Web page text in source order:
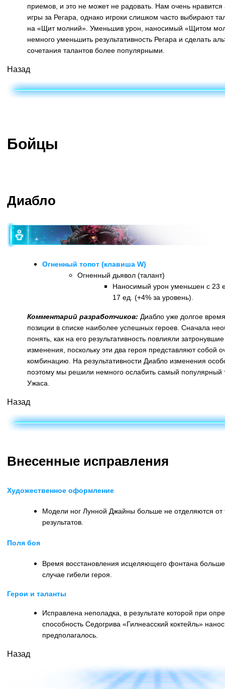
приемов, и это не может не радовать. Нам очень нравится
игры за Регара, однако игроки слишком часто выбирают
на «Щит молний». Уменьшив урон, наносимый «Щитом
немного уменьшить результативность Регара и сделать
сочетания талантов более популярными.
Назад
Бойцы
Диабло
Огненный топот (клавиша W)
Огненный дьявол (талант)
Наносимый урон уменьшен с 23
17 ед. (+4% за уровень).
Комментарий разработчиков: Диабло уже долгое
позиции в списке наиболее успешных героев. Сначала
понять, как на его результативность повлияли
изменения, поскольку эти два героя представляют собой
комбинацию. На результативности Диабло изменения
поэтому мы решили немного ослабить самый популярный
Ужаса.
Назад
Внесенные исправления
Художественное оформление
Модели ног Лунной Джайны больше не отделяются от
результатов.
Поля боя
Время восстановления исцеляющего фонтана
случае гибели героя.
Герои и таланты
Исправлена неполадка, в результате которой при
способность Седогрива «Гилнеасский коктейль»
предполагалось.
Назад